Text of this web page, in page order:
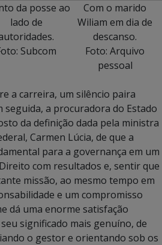
da posse ao
lado de
Subcom
Com o marido
Wiliam em dia de
descanso.
Foto: Arquivo
pessoal
a carreira, um silêncio paira
a procuradora do Estado
da definição dada pela ministra
Carmen Lúcia, de que a
para a governança em um
com resultados e, sentir que
missão, ao mesmo tempo em
e um compromisso
dá uma enorme satisfação
significado mais genuíno, de
o gestor e orientando sob os